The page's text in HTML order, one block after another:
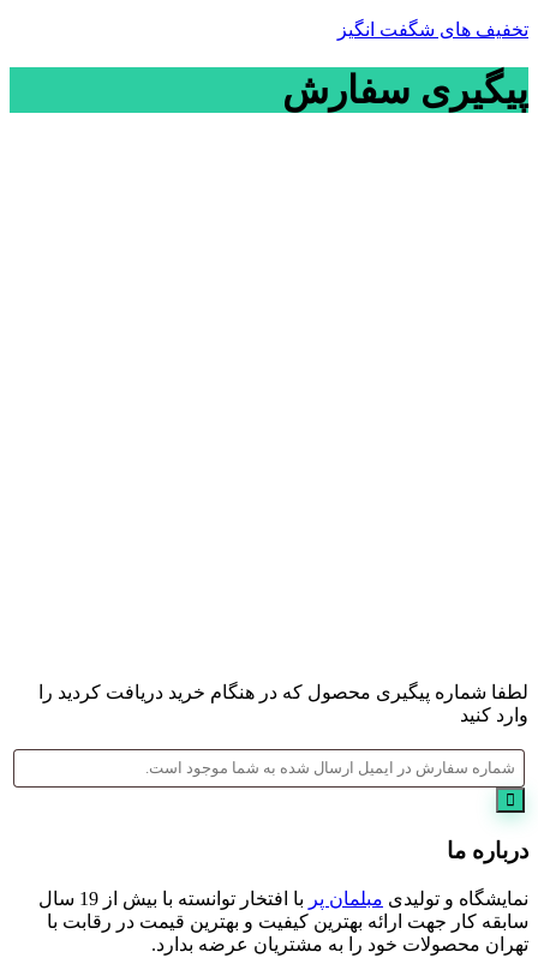
تخفیف های شگفت انگیز
پیگیری سفارش
لطفا شماره پیگیری محصول که در هنگام خرید دریافت کردید را
وارد کنید
درباره ما
نمایشگاه و تولیدیمبلمان پر
با افتخار توانسته با بیش از 19 سال
سابقه کار جهت ارائه بهترین کیفیت و بهترین قیمت در رقابت با
تهران محصولات خود را به مشتریان عرضه بدارد.